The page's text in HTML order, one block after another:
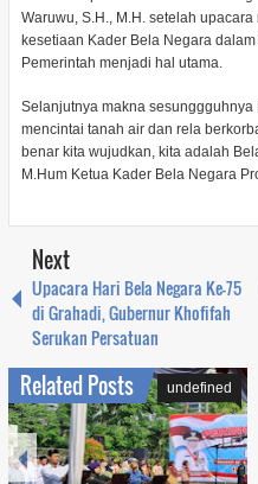
Waruwu, S.H., M.H. setelah
kesetiaan Kader Bela Negara
Pemerintah menjadi hal utama.
Selanjutnya makna
mencintai tanah air dan rela
benar kita wujudkan, kita adalah
M.Hum Ketua Kader Bela Negara
Next
Upacara Hari Bela Negara Ke-75
di Grahadi, Gubernur Khofifah
Serukan Persatuan
Related Posts undefined